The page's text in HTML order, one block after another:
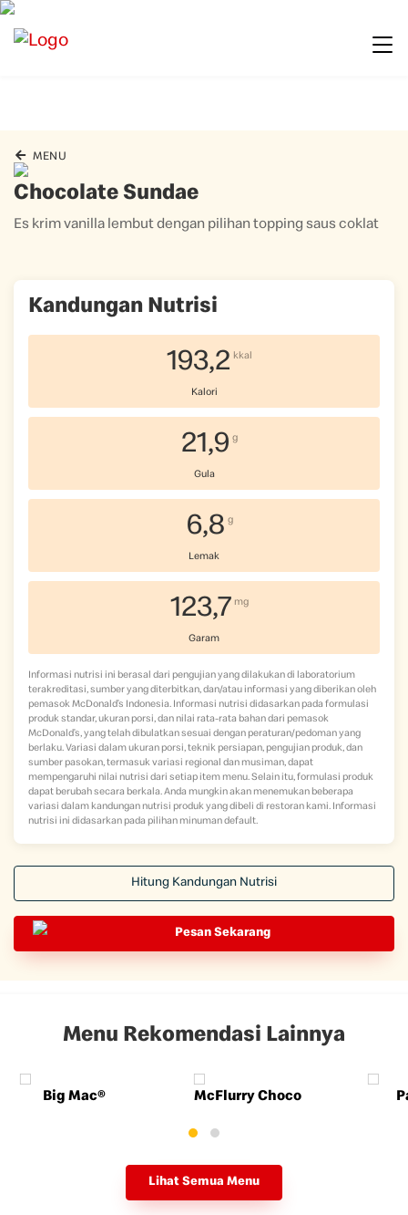
MENU
Chocolate Sundae
Es krim vanilla lembut dengan pilihan topping saus coklat
Kandungan Nutrisi
193,2 kkal
Kalori
21,9 g
Gula
6,8 g
Lemak
123,7 mg
Garam
Informasi nutrisi ini berasal dari pengujian yang dilakukan di laboratorium
terakreditasi, sumber yang diterbitkan, dan/atau informasi yang diberikan oleh
pemasok McDonald’s Indonesia. Informasi nutrisi didasarkan pada formulasi
produk standar, ukuran porsi, dan nilai rata-rata bahan dari pemasok
McDonald’s, yang telah dibulatkan sesuai dengan peraturan/pedoman yang
berlaku. Variasi dalam ukuran porsi, teknik persiapan, pengujian produk, dan
sumber pasokan, termasuk variasi regional dan musiman, dapat
mempengaruhi nilai nutrisi dari setiap item menu. Selain itu, formulasi produk
dapat berubah secara berkala. Anda mungkin akan menemukan beberapa
variasi dalam kandungan nutrisi produk yang dibeli di restoran kami. Informasi
nutrisi ini didasarkan pada pilihan minuman default.
Hitung Kandungan Nutrisi
Pesan Sekarang
Menu Rekomendasi Lainnya
Big Mac® McFlurry Choco
Lihat Semua Menu